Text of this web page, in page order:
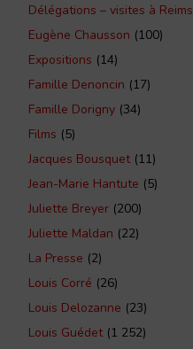
Délégations – visites à Reims
Eugène Chausson (100)
Expositions (14)
Famille Denoncin (17)
Famille Dorigny (34)
Films (5)
Jacques Bousquet(11)
Jean-Marie Hantute (5)
Juliette Breyer (200)
Juliette Maldan (22)
La Presse (2)
Louis Corré (26)
Louis Delozanne (23)
Louis Guédet(1 252)